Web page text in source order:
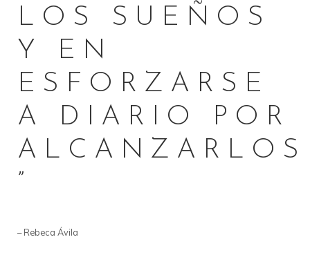
LOS SUEÑOS
Y EN
ESFORZARSE
A DIARIO POR
ALCANZARLOS
”
– Rebeca Ávila